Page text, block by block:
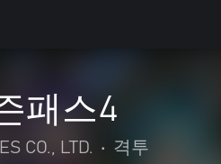
패스4
CO., LTD. • 격투